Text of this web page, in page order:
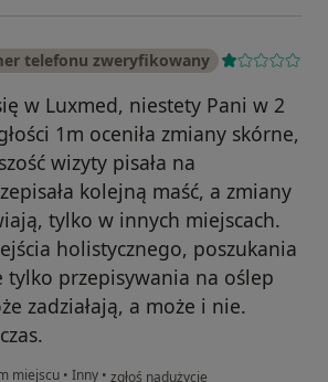
telefonu zweryfikowany
w Luxmed, niestety Pani w 2
1m oceniła zmiany skórne,
wizyty pisała na
kolejną maść, a zmiany
tylko w innych miejscach.
holistycznego, poszukania
tylko przepisywania na oślep
zadziałają, a może i nie.
miejscu • Inny • w opinii użytkownika Joanna
zgłoś nadużycie